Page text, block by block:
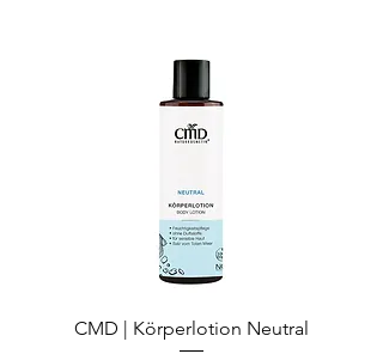
CMD | Körperlotion Neutral